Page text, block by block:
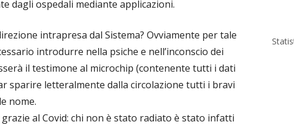
dagli ospedali mediante applicazioni.
intrapresa dal Sistema? Ovviamente per tale
introdurre nella psiche e nell’inconscio dei
il testimone al microchip (contenente tutti i dati
sparire letteralmente dalla circolazione tutti i bravi
nome.
al Covid: chi non è stato radiato è stato infatti